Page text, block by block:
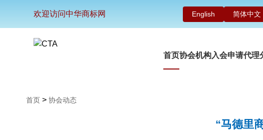
欢迎访问中华商标网 English 简体中文
首页协会机构入会申请代理
首页 > 协会动态
“马德里